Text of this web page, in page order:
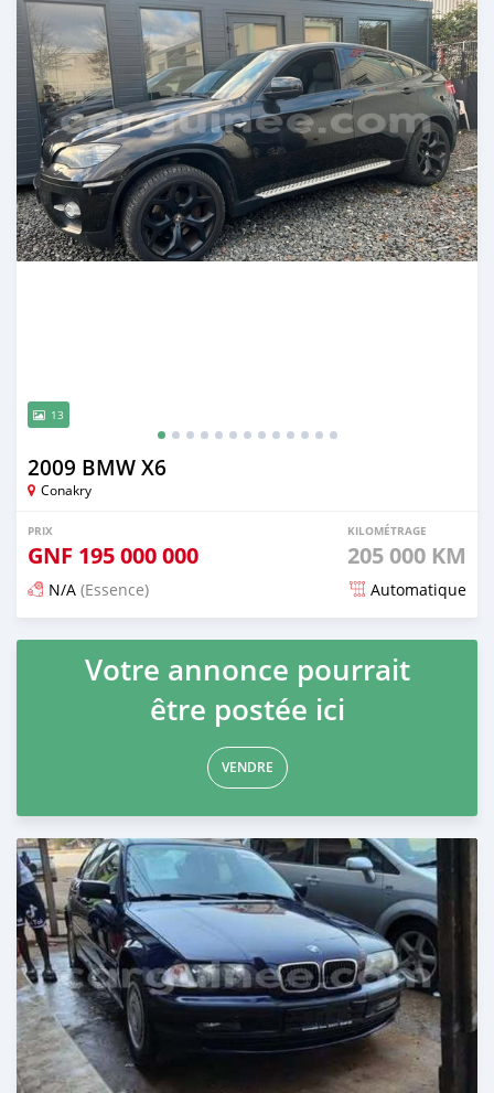
13
2009 BMW X6
Conakry
PRIX
GNF 195 000 000
KILOMÉTRAGE
205 000 KM
N/A (Essence) Automatique
Publié il y a plus d'un an
Votre annonce pourrait
être postée ici
VENDRE